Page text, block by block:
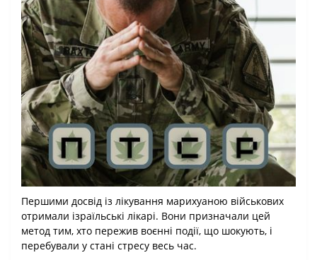
Першими досвід із лікування марихуаною військових
отримали ізраїльські лікарі. Вони призначали цей
метод тим, хто пережив воєнні події, що шокують, і
перебували у стані стресу весь час.